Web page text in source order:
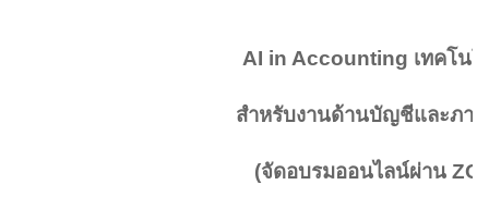
AI in Accounting เทคโนโ
สำหรับงานด้านบัญชีและภา
(จัดอบรมออนไลน์ผ่าน